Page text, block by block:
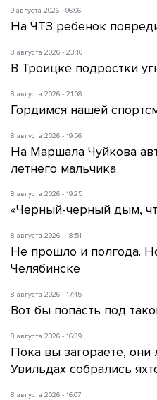
9 августа 2026 - 06:06
На ЧТЗ ребенок
8 августа 2026 - 23:10
В Троицке подростки
8 августа 2026 - 21:08
Гордимся нашей
8 августа 2026 - 19:56
На Маршала Чуйкова
летнего мальчика
8 августа 2026 - 19:25
«Черный-черный дым,
8 августа 2026 - 18:51
Не прошло и полгода.
Челябинске
8 августа 2026 - 17:45
Вот бы попасть под
8 августа 2026 - 16:39
Пока вы загораете, они
Увильдах собрались
8 августа 2026 - 16:07